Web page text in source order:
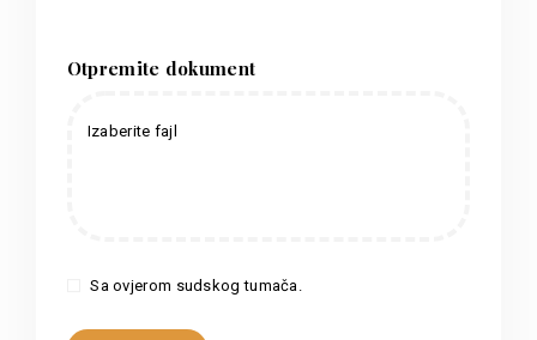
Otpremite dokument
Izaberite fajl
Sa ovjerom sudskog tumača.